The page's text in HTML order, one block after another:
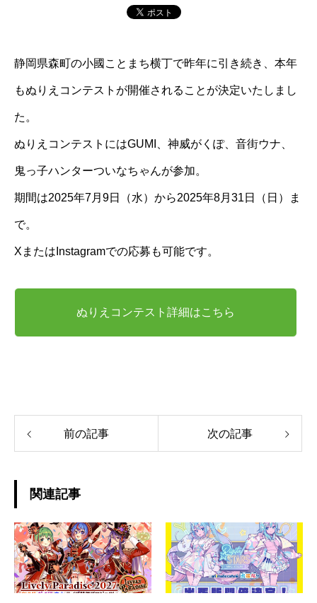
静岡県森町の小國ことまち横丁で昨年に引き続き、本年
もぬりえコンテストが開催されることが決定いたしまし
た。
ぬりえコンテストにはGUMI、神威がくぽ、音街ウナ、
鬼っ子ハンターついなちゃんが参加。
期間は2025年7月9日（水）から2025年8月31日（日）ま
で。
XまたはInstagramでの応募も可能です。
ぬりえコンテスト詳細はこちら
前の記事 次の記事
関連記事